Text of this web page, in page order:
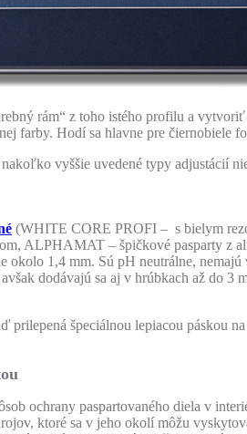
rám“ z toho istého profilu a
farby. Hodí sa hlavne pre čiernobiele
vyššie uvedené typy adjustácií
(WHITE CORE PROFI – s bielym
ALPHAMAT – špičkové pasparty z
okolo 1,4 mm. Sú pH neutrálne,
dodávajú sa aj v hrúbkach až do
prilepená špeciálnou lepiacou páskou
ochrany paspartovaného diela v
ktoré sa v jeho okolí môžu